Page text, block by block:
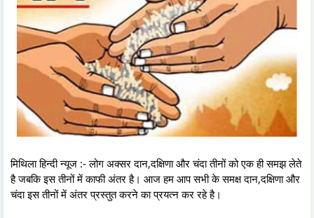
मिथिला हिन्दी न्यूज :- लोग अक्सर दान,दक्षिणा और चंदा तीनों को एक ही समझ लेते
है जबकि इस तीनों में काफी अंतर है। आज हम आप सभी के समक्ष दान,दक्षिणा और
चंदा इस तीनों में अंतर प्रस्तुत करने का प्रयत्न कर रहे है।